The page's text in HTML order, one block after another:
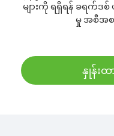
များကို ရရှိရန် ခရက်ဒ
မှု အစီအ
နှုန်းထ